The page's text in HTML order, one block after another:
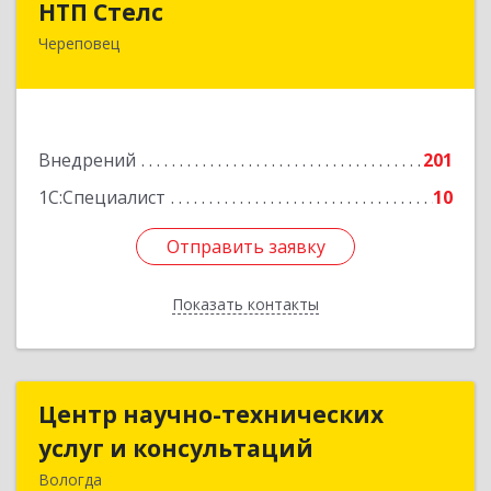
НТП Стелс
Череповец
Внедрений
201
1С:Специалист
10
Отправить заявку
Показать контакты
162512, Вологодская обл, Кадуйский р-н, Кадуй
Отправить заявку
Назад
Центр научно-технических
услуг и консультаций
Вологда
Центр научно-технических
услуг и консультаций